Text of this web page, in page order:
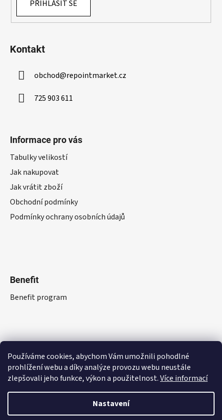
Používáme cookies, abychom Vám umožnili pohodlné
prohlížení webu a díky analýze provozu webu neustále
zlepšovali jeho funkce, výkon a použitelnost.Více informací
Nastavení
i
PŘIHLÁSIT SE
Kontakt
obchod@repointmarket.cz
725 903 611
Informace pro vás
Tabulky velikostí
Jak nakupovat
Jak vrátit zboží
Obchodní podmínky
Podmínky ochrany osobních údajů
Benefit
Benefit program